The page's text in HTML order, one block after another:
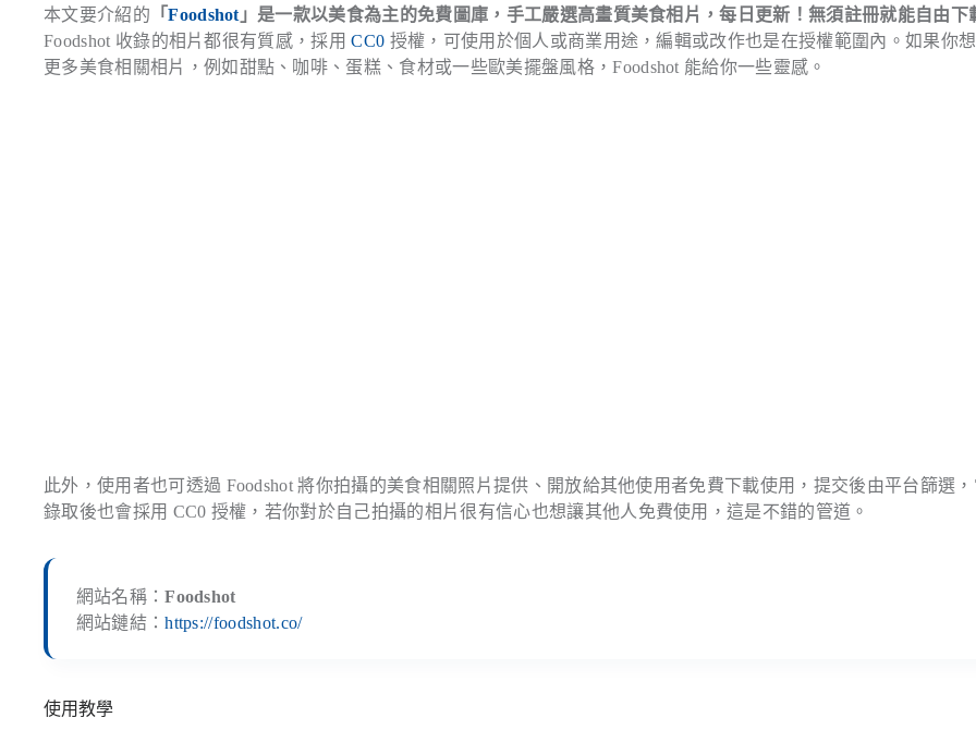
本文要介紹的 「Foodshot 」是一款以美食為主的免費圖庫，手工嚴選高畫質美食相片，每日更新！無須註冊就能自由下
Foodshot 收錄的相片都很有質感，採用CC0 授權，可使用於個人或商業用途，編輯或改作也是在授權範圍內。如果你
更多美食相關相片，例如甜點、咖啡、蛋糕、食材或一些歐美擺盤風格，Foodshot 能給你一些靈感。
此外，使用者也可透過 Foodshot 將你拍攝的美食相關照片提供、開放給其他使用者免費下載使用，提交後由平台篩選
錄取後也會採用 CC0 授權，若你對於自己拍攝的相片很有信心也想讓其他人免費使用，這是不錯的管道。
網站名稱：Foodshot
網站鏈結：https://foodshot.co/
使用教學